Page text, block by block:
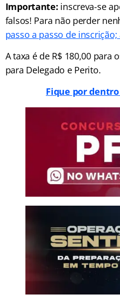
Importante: inscreva-se
falsos! Para não perder
passo a passo de inscrição;
A taxa é de R$ 180,00 para
para Delegado e Perito.
Fique por